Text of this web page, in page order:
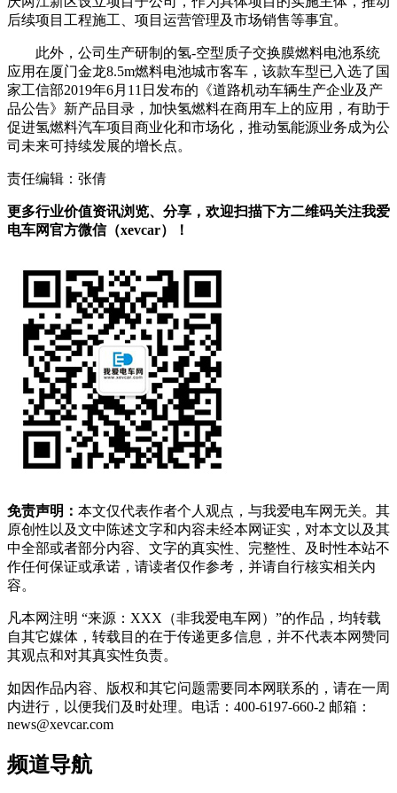
后续项目工程施工、项目运营管理及市场销售等事宜。
此外，公司生产研制的氢-空型质子交换膜燃料电池系统
应用在厦门金龙8.5m燃料电池城市客车，该款车型已入选了国
家工信部2019年6月11日发布的《道路机动车辆生产企业及产
品公告》新产品目录，加快氢燃料在商用车上的应用，有助于
促进氢燃料汽车项目商业化和市场化，推动氢能源业务成为公
司未来可持续发展的增长点。
责任编辑：张倩
更多行业价值资讯浏览、分享，欢迎扫描下方二维码关注我爱
电车网官方微信（xevcar）！
免责声明： 本文仅代表作者个人观点，与我爱电车网无关。其
原创性以及文中陈述文字和内容未经本网证实，对本文以及其
中全部或者部分内容、文字的真实性、完整性、及时性本站不
作任何保证或承诺，请读者仅作参考，并请自行核实相关内
容。
凡本网注明 “来源：XXX（非我爱电车网）”的作品，均转载
自其它媒体，转载目的在于传递更多信息，并不代表本网赞同
其观点和对其真实性负责。
如因作品内容、版权和其它问题需要同本网联系的，请在一周
内进行，以便我们及时处理。电话：400-6197-660-2 邮箱：
news@xevcar.com
频道导航